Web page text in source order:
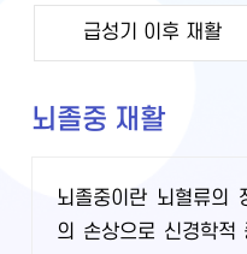
급성기 이후 재활
뇌졸중 재활
뇌졸중이란 뇌혈류의
의 손상으로 신경학적